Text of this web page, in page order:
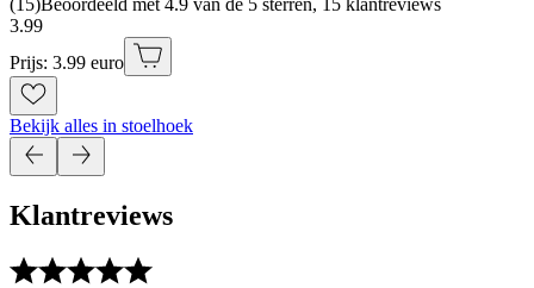
( 15)Beoordeeld met 4.9 van de 5 sterren, 15 klantreviews
3.99
Prijs: 3.99 euro
Bekijk alles in stoelhoek
Klantreviews